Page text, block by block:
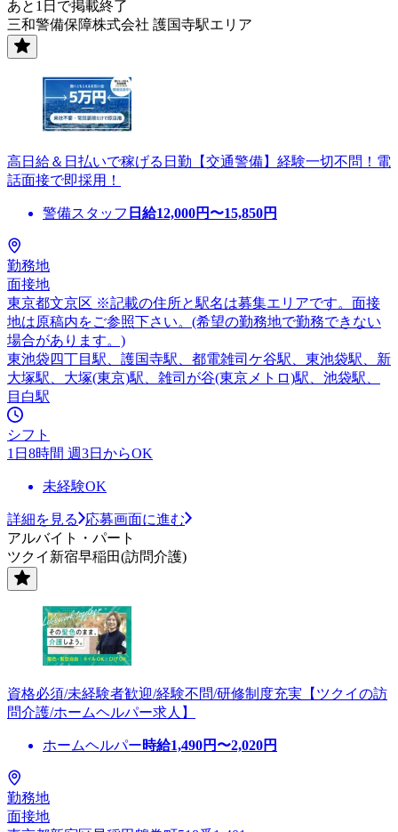
あと1日で掲載終了
三和警備保障株式会社 護国寺駅エリア
高日給＆日払いで稼げる日勤【交通警備】経験一切不問！電
話面接で即採用！
警備スタッフ 日給12,000円〜15,850円
勤務地
面接地
東京都文京区 ※記載の住所と駅名は募集エリアです。面接
地は原稿内をご参照下さい。(希望の勤務地で勤務できない
場合があります。)
東池袋四丁目駅、護国寺駅、都電雑司ケ谷駅、東池袋駅、新
大塚駅、大塚(東京)駅、雑司が谷(東京メトロ)駅、池袋駅、
目白駅
シフト
1日8時間 週3日からOK
未経験OK
詳細を見る
応募画面に進む
アルバイト・パート
ツクイ新宿早稲田(訪問介護)
資格必須/未経験者歓迎/経験不問/研修制度充実【ツクイの訪
問介護/ホームヘルパー求人】
ホームヘルパー時給1,490円〜2,020円
勤務地
面接地